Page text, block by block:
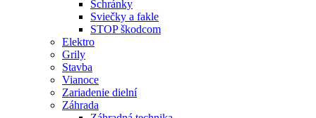
Schránky
Sviečky a fakle
STOP škodcom
Elektro
Grily
Stavba
Vianoce
Zariadenie dielní
Záhrada